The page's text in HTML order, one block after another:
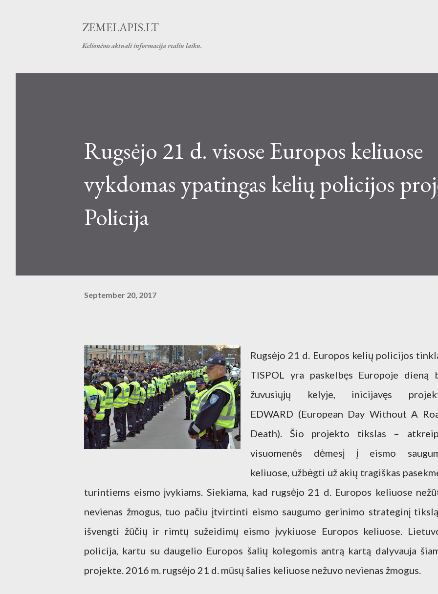
ZEMELAPIS.LT
Kelionėms aktuali informacija realiu laiku.
Rugsėjo 21 d. visose Europos keliuose
vykdomas ypatingas kelių policijos
Policija
September 20, 2017
Rugsėjo 21 d. Europos kelių policijos
TISPOL yra paskelbęs Europoje dieną
žuvusiųjų kelyje, inicijavęs
EDWARD (European Day Without A
Death). Šio projekto tikslas –
visuomenės dėmesį į eismo
keliuose, užbėgti už akių tragiškas
turintiems eismo įvykiams. Siekiama, kad rugsėjo 21 d. Europos keliuose
nevienas žmogus, tuo pačiu įtvirtinti eismo saugumo gerinimo strateginį
išvengti žūčių ir rimtų sužeidimų eismo įvykiuose Europos keliuose.
policija, kartu su daugelio Europos šalių kolegomis antrą kartą dalyvauja
projekte. 2016 m. rugsėjo 21 d. mūsų šalies keliuose nežuvo nevienas žmogus.